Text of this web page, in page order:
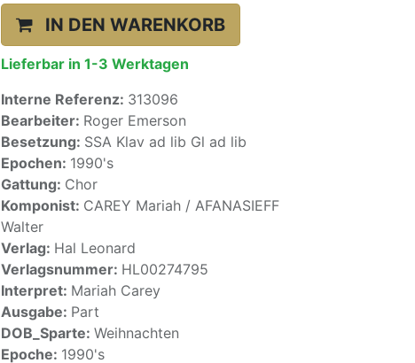
IN DEN WARENKORB
Lieferbar in 1-3 Werktagen
Interne Referenz: 313096
Bearbeiter: Roger Emerson
Besetzung: SSA Klav ad lib Gl ad lib
Epochen: 1990's
Gattung: Chor
Komponist: CAREY Mariah / AFANASIEFF
Walter
Verlag: Hal Leonard
Verlagsnummer: HL00274795
Interpret: Mariah Carey
Ausgabe: Part
DOB_Sparte: Weihnachten
Epoche: 1990's